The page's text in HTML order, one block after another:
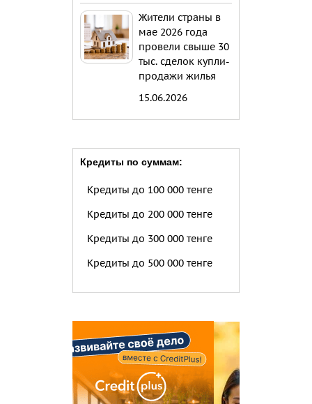
Жители страны в
мае 2026 года
провели свыше 30
тыс. сделок купли-
продажи жилья
15.06.2026
Кредиты по суммам:
Кредиты до 100 000 тенге
Кредиты до 200 000 тенге
Кредиты до 300 000 тенге
Кредиты до 500 000 тенге